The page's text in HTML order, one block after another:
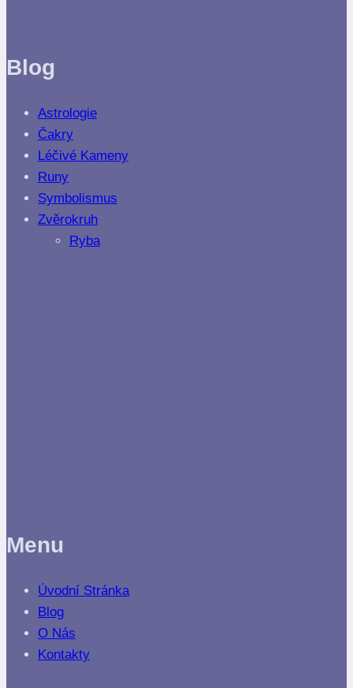
Blog
Astrologie
Čakry
Léčivé Kameny
Runy
Symbolismus
Zvěrokruh
Ryba
Menu
Úvodní Stránka
Blog
O Nás
Kontakty